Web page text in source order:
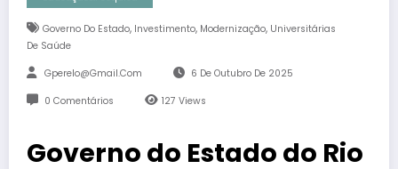
Governo Do Estado, Investimento, Modernização, Universitárias
De Saúde
Gperelo@gmail.com 6 De Outubro De 2025
0 Comentários 127 Views
Governo do Estado do Rio